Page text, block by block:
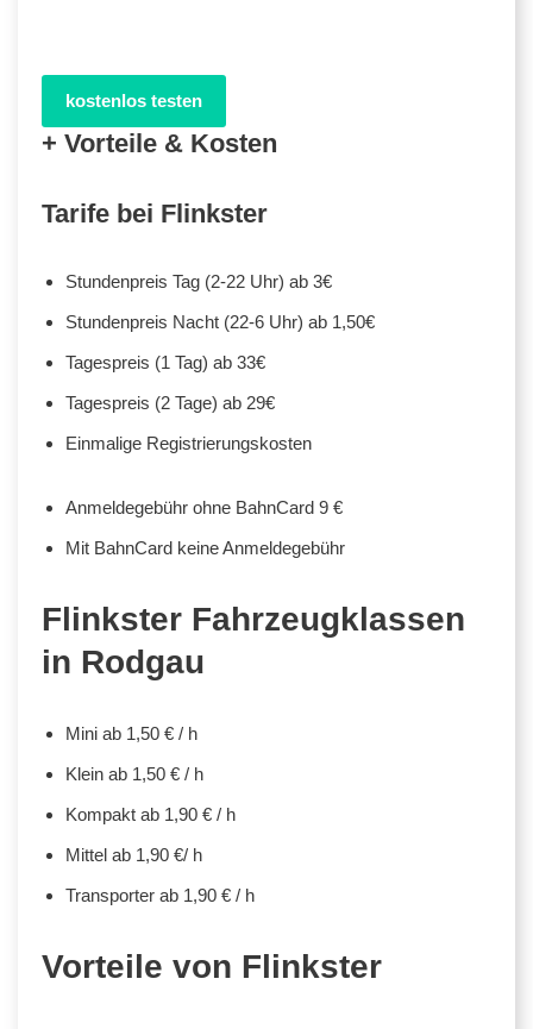
kostenlos testen
+ Vorteile & Kosten
Tarife bei Flinkster
Stundenpreis Tag (2-22 Uhr) ab 3€
Stundenpreis Nacht (22-6 Uhr) ab 1,50€
Tagespreis (1 Tag) ab 33€
Tagespreis (2 Tage) ab 29€
Einmalige Registrierungskosten
Anmeldegebühr ohne BahnCard 9 €
Mit BahnCard keine Anmeldegebühr
Flinkster Fahrzeugklassen
in Rodgau
Mini ab 1,50 € / h
Klein ab 1,50 € / h
Kompakt ab 1,90 € / h
Mittel ab 1,90 €/ h
Transporter ab 1,90 € / h
Vorteile von Flinkster